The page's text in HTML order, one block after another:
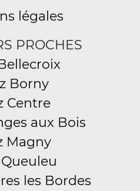
légales
PROCHES
Borny
Centre
aux Bois
Magny
les Bordes